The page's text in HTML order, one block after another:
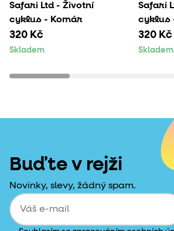
Safari Ltd - Životní
cyklus - Komár
320 Kč
Skladem
Safari
cyklus
320 Kč
Skladem
Buďte v rejži
Novinky, slevy, žádný spam.